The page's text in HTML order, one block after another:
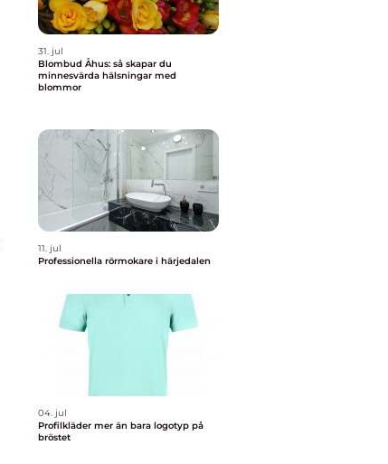
31. jul
Blombud Åhus: så skapar du
minnesvärda hälsningar med
blommor
11. jul
Professionella rörmokare i härjedalen
04. jul
Profilkläder mer än bara logotyp på
bröstet